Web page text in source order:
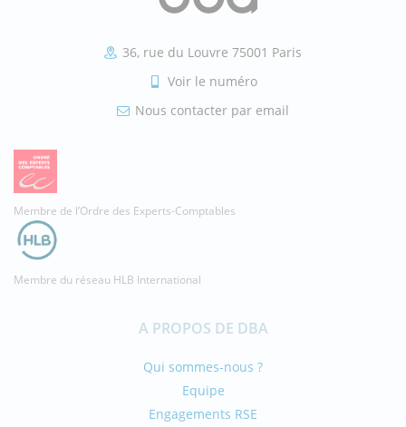
36, rue du Louvre 75001 Paris
Voir le numéro
Nous contacter par email
Membre de l’Ordre des Experts-Comptables
Membre du réseau HLB International
A PROPOS DE DBA
Qui sommes-nous ?
Equipe
Engagements RSE